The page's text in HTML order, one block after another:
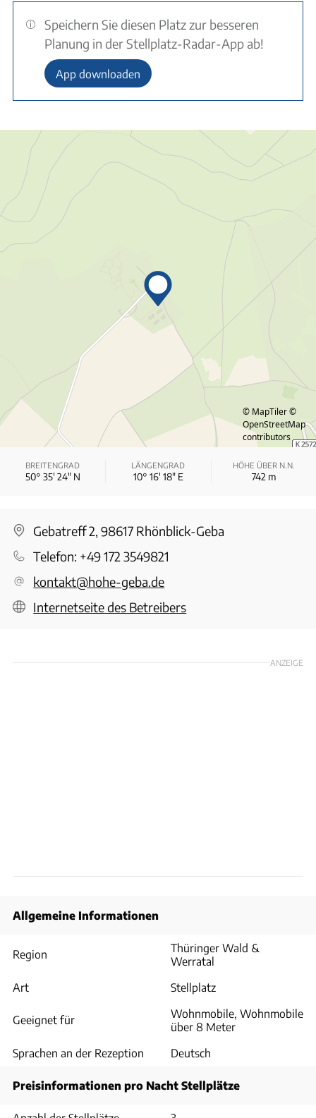
Speichern Sie diesen Platz zur besseren
Planung in der Stellplatz-Radar-App ab!
App downloaden
© MapTiler ©
OpenStreetMap
contributors
BREITENGRAD
50° 35′ 24″ N
LÄNGENGRAD
10° 16′ 18″ E
HÖHE ÜBER N.N.
742 m
Gebatreff 2, 98617 Rhönblick-Geba
Telefon: +49 172 3549821
kontakt@hohe-geba.de
Internetseite des Betreibers
ANZEIGE
Allgemeine Informationen
Region
Thüringer Wald &
Werratal
Art
Stellplatz
Geeignet für
Wohnmobile, Wohnmobile
über 8 Meter
Sprachen an der Rezeption
Deutsch
Preisinformationen pro Nacht Stellplätze